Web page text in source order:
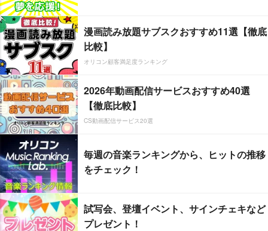
漫画読み放題サブスクおすすめ11選【徹底
比較】
オリコン顧客満足度ランキング
2026年動画配信サービスおすすめ40選
【徹底比較】
CS動画配信サービス20選
毎週の音楽ランキングから、ヒットの推移
をチェック！
試写会、登壇イベント、サインチェキなど
プレゼント！